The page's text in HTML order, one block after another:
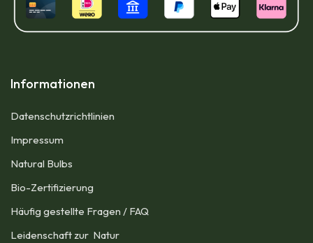
Informationen
Datenschutzrichtlinien
Impressum​
Natural Bulbs
Bio-Zertifizierung
Häufig gestellte Fragen / FAQ
Leidenschaft zur Natur